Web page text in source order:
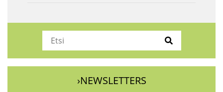
›NEWSLETTERS